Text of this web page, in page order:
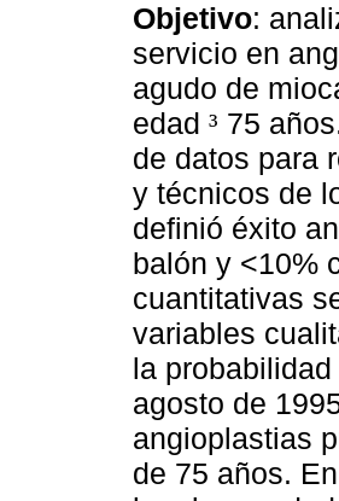
Objetivo:
servicio en
agudo de
edad ³ 75
de datos para
y técnicos de
definió éxito
balón y <10%
cuantitativas
variables
la
agosto de
angioplastias
de 75 años.